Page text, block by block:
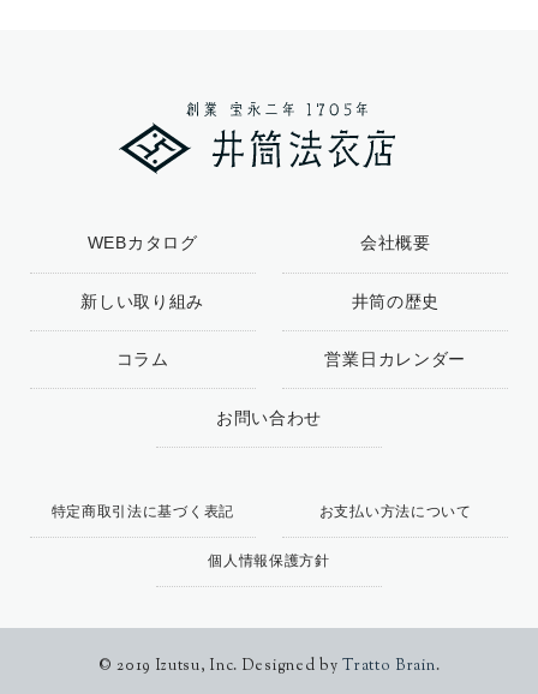
WEBカタログ 会社概要
新しい取り組み 井筒の歴史
コラム 営業日カレンダー
お問い合わせ
特定商取引法に基づく表記 お支払い方法について
個人情報保護方針
© 2019 Izutsu, Inc. Designed byTratto Brain.